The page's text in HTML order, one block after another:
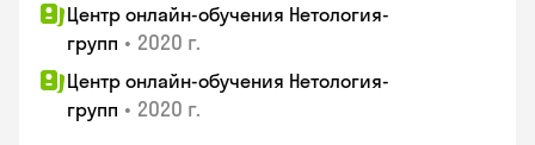
Центр онлайн-обучения Нетология-
групп • 2020 г.
Центр онлайн-обучения Нетология-
групп • 2020 г.